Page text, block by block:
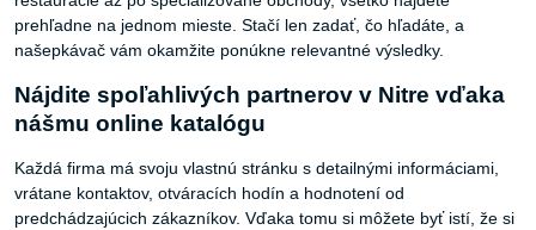
prehľadne na jednom mieste. Stačí len zadať, čo hľadáte, a
našepkávač vám okamžite ponúkne relevantné výsledky.
Nájdite spoľahlivých partnerov v Nitre vďaka
nášmu online katalógu
Každá firma má svoju vlastnú stránku s detailnými informáciami,
vrátane kontaktov, otváracích hodín a hodnotení od
predchádzajúcich zákazníkov. Vďaka tomu si môžete byť istí, že si